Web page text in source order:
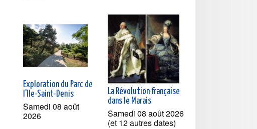
Exploration du Parc de
l'Ile-Saint-Denis
Samedi 08 août
2026
La Révolution française
dans le Marais
Samedi 08 août 2026
(et 12 autres dates)